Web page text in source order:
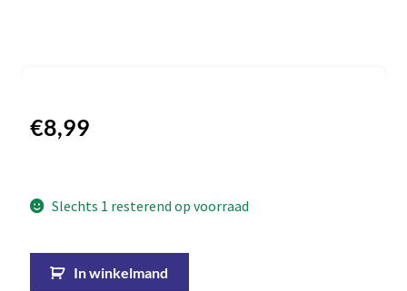
€8,99
Slechts 1 resterend op voorraad
In winkelmand